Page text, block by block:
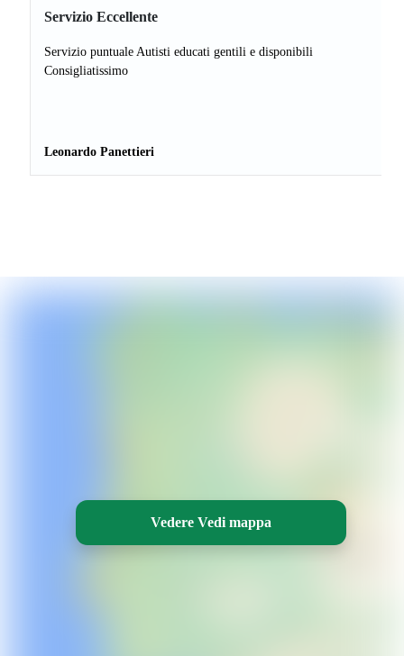
Servizio Eccellente
Servizio puntuale Autisti educati gentili e disponibili
Consigliatissimo
Leonardo Panettieri
Vedere Vedi mappa